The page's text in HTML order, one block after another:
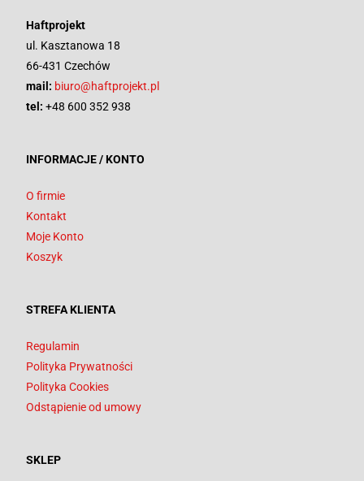
Haftprojekt
ul. Kasztanowa 18
66-431 Czechów
mail: biuro@haftprojekt.pl
tel: +48 600 352 938
INFORMACJE / KONTO
O firmie
Kontakt
Moje Konto
Koszyk
STREFA KLIENTA
Regulamin
Polityka Prywatności
Polityka Cookies
Odstąpienie od umowy
SKLEP